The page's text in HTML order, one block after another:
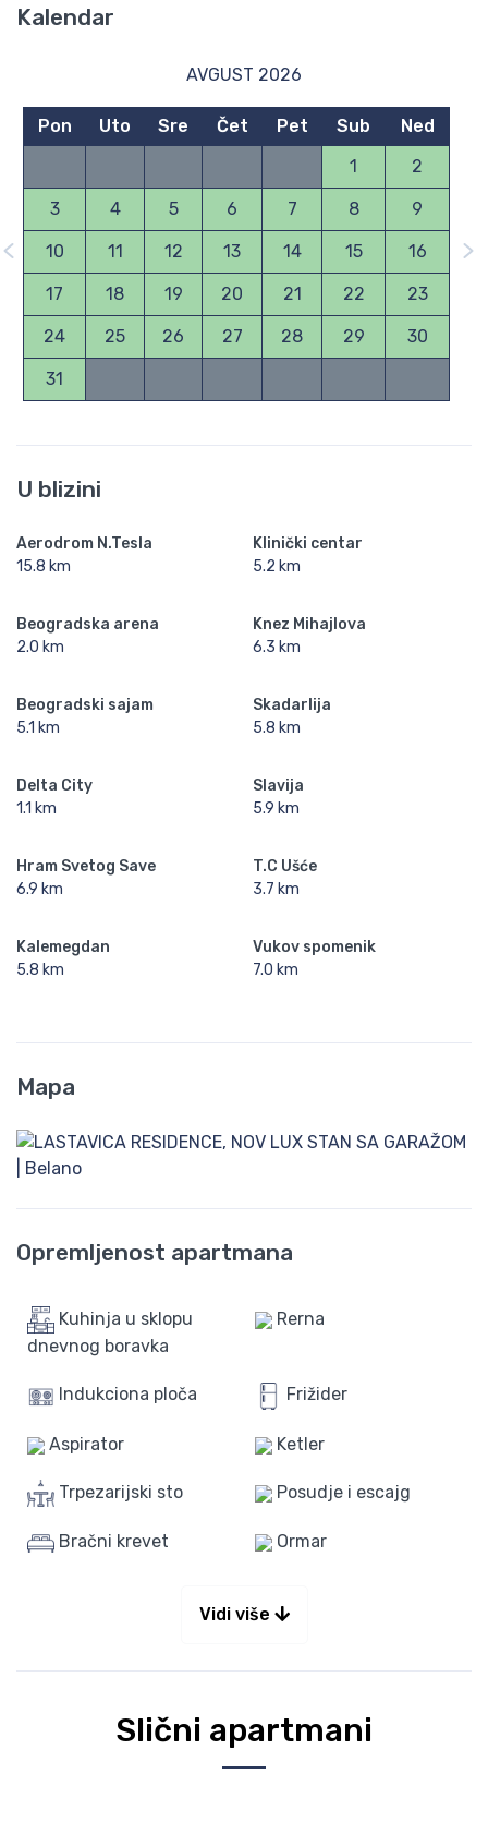
Kalendar
AVGUST 2026
Pon Uto Sre Čet Pet Sub
Ned
1
2
3 4 5 6 7 8 9
10 11 12 13 14 15 16
17 18 19 20 21 22 23
24 25 26 27 28 29 30
31
U blizini
Aerodrom N.Tesla
15.8 km
Beogradska arena
2.0 km
Beogradski sajam
5.1 km
Delta City
1.1 km
Hram Svetog Save
6.9 km
Kalemegdan
5.8 km
Klinički centar
5.2 km
Knez Mihajlova
6.3 km
Skadarlija
5.8 km
Slavija
5.9 km
T.C Ušće
3.7 km
Vukov spomenik
7.0 km
Mapa
Opremljenost apartmana
Kuhinja u sklopu
dnevnog boravka
Rerna
Indukciona ploča Frižider
Aspirator Ketler
Trpezarijski sto Posudje i escajg
Bračni krevet Ormar
Vidi više
Slični apartmani